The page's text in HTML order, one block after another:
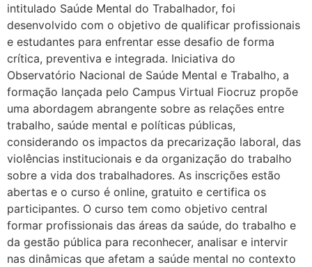
intitulado Saúde Mental do Trabalhador, foi
desenvolvido com o objetivo de qualificar profissionais
e estudantes para enfrentar esse desafio de forma
crítica, preventiva e integrada. Iniciativa do
Observatório Nacional de Saúde Mental e Trabalho, a
formação lançada pelo Campus Virtual Fiocruz propõe
uma abordagem abrangente sobre as relações entre
trabalho, saúde mental e políticas públicas,
considerando os impactos da precarização laboral, das
violências institucionais e da organização do trabalho
sobre a vida dos trabalhadores. As inscrições estão
abertas e o curso é online, gratuito e certifica os
participantes. O curso tem como objetivo central
formar profissionais das áreas da saúde, do trabalho e
da gestão pública para reconhecer, analisar e intervir
nas dinâmicas que afetam a saúde mental no contexto